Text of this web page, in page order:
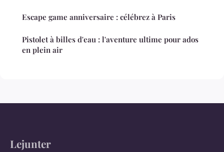
Escape game anniversaire : célébrez à Paris
Pistolet à billes d'eau : l'aventure ultime pour ados
en plein air
Lejunter